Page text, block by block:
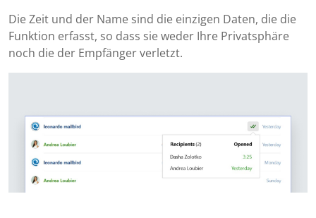
Die Zeit und der Name sind die einzigen Daten, die die
Funktion erfasst, so dass sie weder Ihre Privatsphäre
noch die der Empfänger verletzt.